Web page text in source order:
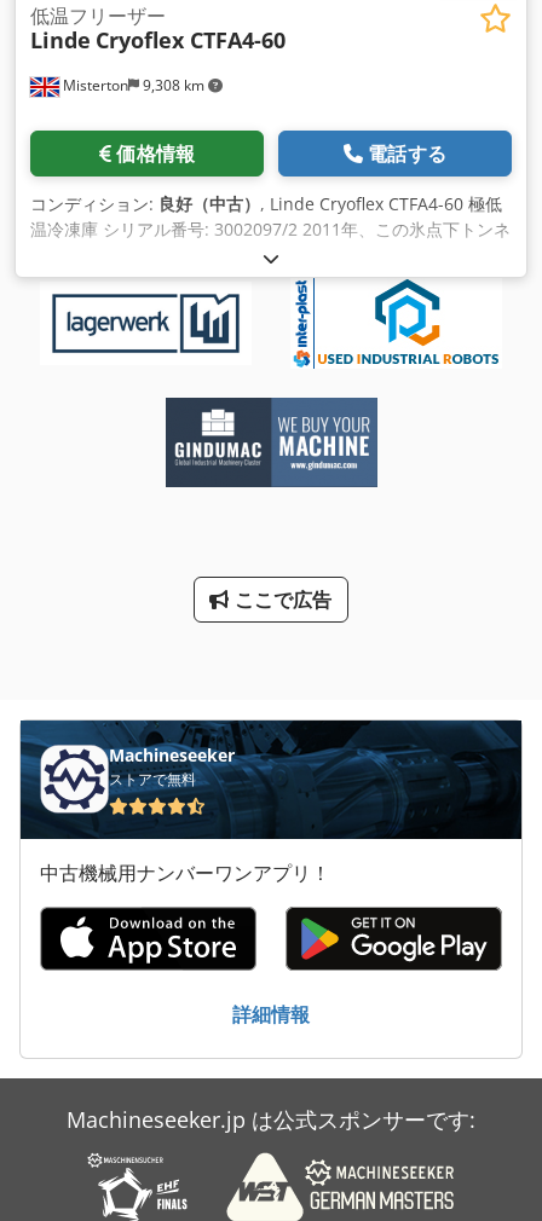
Misterton 9,308 km
低温フリーザー
Linde Cryoflex CTFA4-60
価格情報 電話する
コンディション: 良好（中古） , Linde Cryoflex CTFA4-60 極低
温冷凍庫 シリアル番号: 3002097/2 2011年、この氷点下トンネ
ル内連続搬送ベルトは、氷点下処理を必要とする部品の不要な
取り扱いや輸送を回避したいオペレーターのため に特別に開発
されました。CRYOFLEX® T冷凍庫は、連続焼入れラインに容
易に統合できます。インジェクター、スプリング、ナット、ボ
ルトなどの小型部品や薄型部品の大量生産に 最適です。標準温
ュベルト寸法: 4000mm x 600mm、3Ph Crjdpfewbnvcsx Ad
ここで広告
Machineseeker
ストアで無料
中古機械用ナンバーワンアプリ！
詳細情報
Machineseeker.jp は公式スポンサーです: